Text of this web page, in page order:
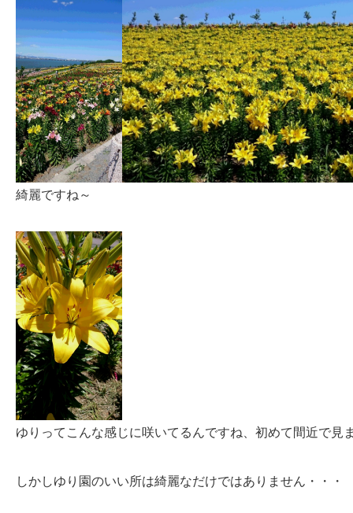
綺麗ですね～
ゆりってこんな感じに咲いてるんですね、初めて間近で見
しかしゆり園のいい所は綺麗なだけではありません・・・